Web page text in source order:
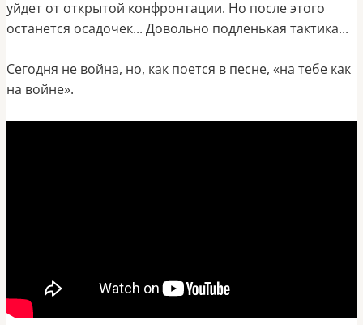
уйдет от открытой конфронтации. Но после этого
останется осадочек... Довольно подленькая тактика...
Сегодня не война, но, как поется в песне, «на тебе как
на войне».